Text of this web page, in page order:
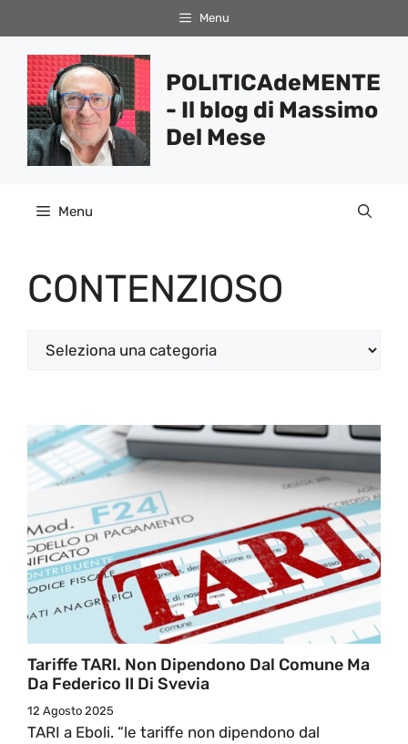
al
contenuto
Menu
POLITICAdeMENTE
- Il blog di Massimo
Del Mese
Menu
CONTENZIOSO
Categorie
Tariffe TARI. Non Dipendono Dal Comune Ma
Da Federico II Di Svevia
12 Agosto 2025
TARI a Eboli. “le tariffe non dipendono dal